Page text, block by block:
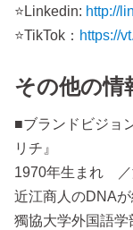
⭐️Linkedin: http://
⭐️TikTok： https://
その他の情
■ブランドビジョ
リチ』
1970年生まれ
近江商人のDNA
獨協大学外国語